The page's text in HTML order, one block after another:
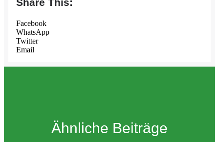
Facebook
WhatsApp
Twitter
Email
Ähnliche Beiträge